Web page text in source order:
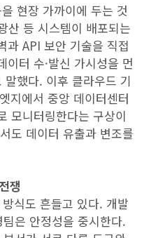
현장 가까이에 두는 것
산 등 시스템이 배포되는
과 API 보안 기술을 직접
이터 수·발신 가시성을 먼
했다. 이후 클라우드 기
지에서 중앙 데이터센터
모니터링한다는 구상이
도 데이터 유출과 변조를
쟁
식도 흔들고 있다. 개발
은 안정성을 중시한다.